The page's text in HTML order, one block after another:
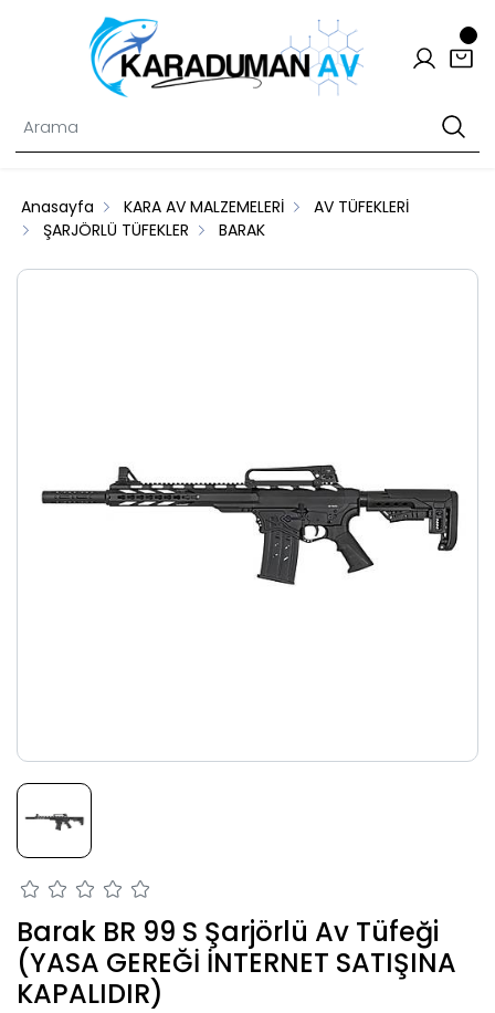
Anasayfa KARA AV MALZEMELERİ
AV TÜFEKLERİ
ŞARJÖRLÜ TÜFEKLER
BARAK
Barak BR 99 S Şarjörlü Av Tüfeği
(YASA GEREĞİ İNTERNET SATIŞINA
KAPALIDIR)